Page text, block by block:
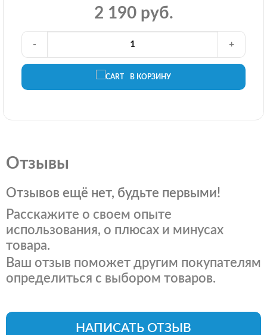
2 190 руб.
В КОРЗИНУ
- +
Отзывы
Отзывов ещё нет, будьте первыми!
Расскажите о своем опыте
использования, о плюсах и минусах
товара.
Ваш отзыв поможет другим покупателям
определиться с выбором товаров.
НАПИСАТЬ ОТЗЫВ